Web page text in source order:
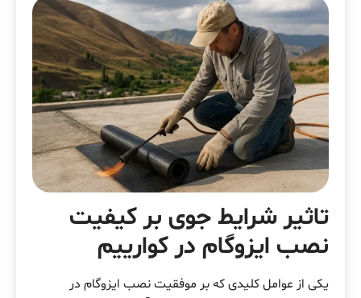
تاثیر شرایط جوی بر کیفیت
نصب ایزوگام در کوارییم
یکی از عوامل کلیدی که بر موفقیت نصب ایزوگام در